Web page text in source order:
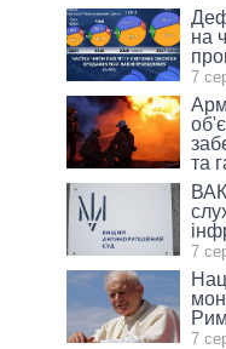
на
7
та
7
7